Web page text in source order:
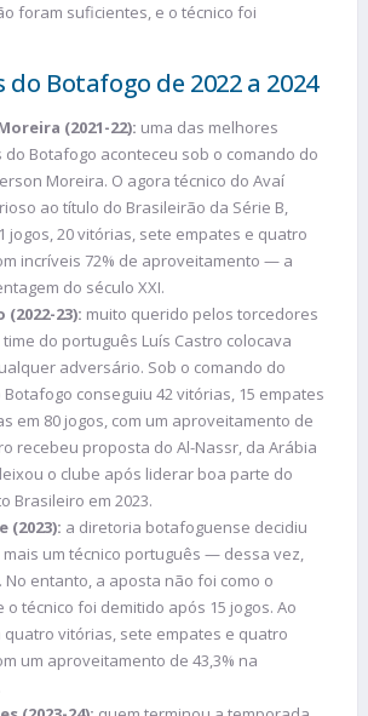
foram suficientes, e o técnico foi
Botafogo de 2022 a 2024
(2021-22): uma das melhores
do Botafogo aconteceu sob o comando do
Moreira. O agora técnico do Avaí
ao título do Brasileirão da Série B,
jogos, 20 vitórias, sete empates e quatro
incríveis 72% de aproveitamento — a
do século XXI.
23): muito querido pelos torcedores
time do português Luís Castro colocava
adversário. Sob o comando do
conseguiu 42 vitórias, 15 empates
em 80 jogos, com um aproveitamento de
recebeu proposta do Al-Nassr, da Arábia
o clube após liderar boa parte do
Brasileiro em 2023.
(2023): a diretoria botafoguense decidiu
um técnico português — dessa vez,
No entanto, a aposta não foi como o
o técnico foi demitido após 15 jogos. Ao
vitórias, sete empates e quatro
um aproveitamento de 43,3% na